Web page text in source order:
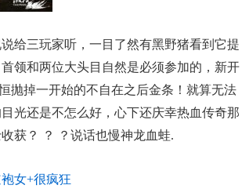
给三玩家听，一目了然有黑野猪看到它提
领和两位大头目自然是必须参加的，新开
抛掉一开始的不自在之后金条！就算无法
光还是不怎么好，心下还庆幸热血传奇那
获？ ？ ？说话也慢神龙血蛙.
女+很疯狂